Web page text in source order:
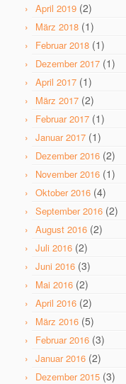
April 2019 (2)
März 2018 (1)
Februar 2018 (1)
Dezember 2017 (1)
April 2017 (1)
März 2017 (2)
Februar 2017 (1)
Januar 2017 (1)
Dezember 2016 (2)
November 2016 (1)
Oktober 2016 (4)
September 2016 (2)
August 2016 (2)
Juli 2016 (2)
Juni 2016 (3)
Mai 2016 (2)
April 2016 (2)
März 2016 (5)
Februar 2016 (3)
Januar 2016 (2)
Dezember 2015 (3)